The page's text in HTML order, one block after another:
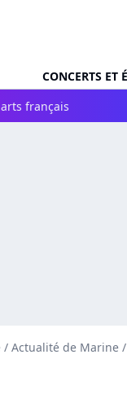
CONCERTS ET
français
/ Actualité de Marine /